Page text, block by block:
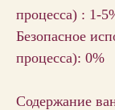
процесса) : 1-
Безопасное
процесса): 0%
Содержание